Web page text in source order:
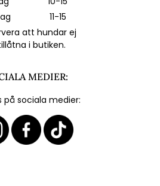
11-15
att hundar ej
i butiken.
MEDIER:
på sociala medier: